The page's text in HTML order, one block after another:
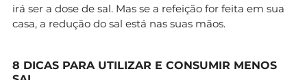
irá ser a dose de sal. Mas se a refeição for feita em sua
casa, a redução do sal está nas suas mãos.
8 DICAS PARA UTILIZAR E CONSUMIR MENOS